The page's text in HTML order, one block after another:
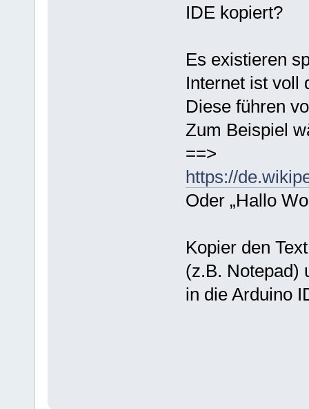
IDE kopiert?
Es existieren
Internet ist voll
Diese führen
Zum Beispiel
==>
https://
Oder „Hallo
Kopier den
(z.B. Notepad)
in die Arduino